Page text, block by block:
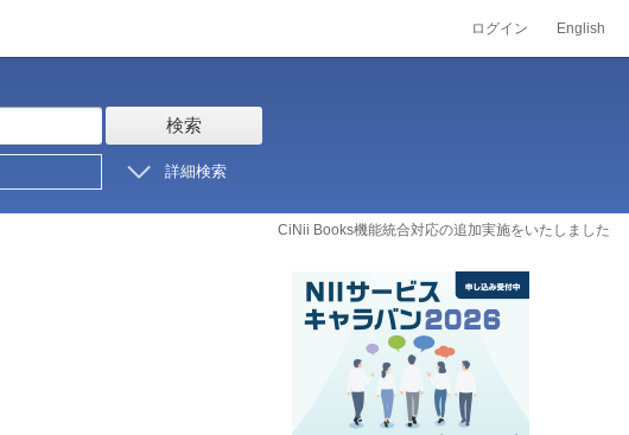
ログイン English
検索
詳細検索
CiNii Books機能統合対応の追加実施をいたしました